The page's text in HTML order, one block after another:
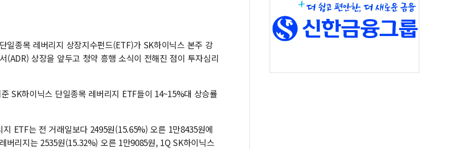
일종목 레버리지 상장지수펀드(ETF)가 SK하이닉스 본주 강
(ADR) 상장을 앞두고 청약 흥행 소식이 전해진 점이 투자심리
SK하이닉스 단일종목 레버리지 ETF들이 14~15%대 상승률
ETF는 전 거래일보다 2495원(15.65%) 오른 1만8435원에
버리지는 2535원(15.32%) 오른 1만9085원, 1Q SK하이닉스